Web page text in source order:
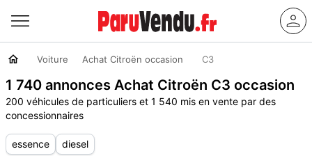
Voiture Achat Citroën occasion C3
1 740 annonces Achat Citroën C3 occasion
200 véhicules de particuliers et 1 540 mis en vente par des
concessionnaires
essence diesel